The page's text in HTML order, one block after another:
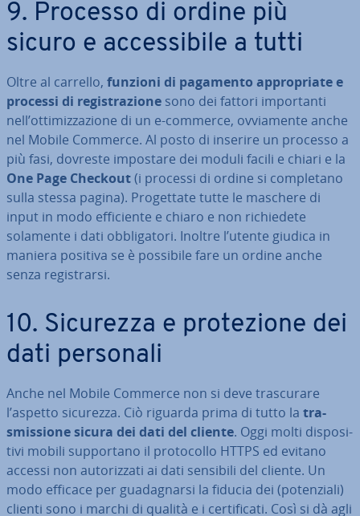
9. Processo di ordine più
sicuro e ac­ces­si­bi­le a tutti
Oltre al carrello, funzioni di pagamento ap­pro­pria­te e
processi di re­gi­stra­zio­ne sono dei fattori im­por­tan­ti
nell’ot­ti­miz­za­zio­ne di un e-commerce, ov­via­men­te anche
nel Mobile Commerce. Al posto di inserire un processo a
più fasi, dovreste impostare dei moduli facili e chiari e la
One Page Checkout(i processi di ordine si com­ple­ta­no
sulla stessa pagina). Pro­get­ta­te tutte le maschere di
input in modo ef­fi­cien­te e chiaro e non ri­chie­de­te
solamente i dati ob­bli­ga­to­ri. Inoltre l’utente giudica in
maniera positiva se è possibile fare un ordine anche
senza re­gi­strar­si.
10. Sicurezza e pro­te­zio­ne dei
dati personali
Anche nel Mobile Commerce non si deve tra­scu­ra­re
l’aspetto sicurezza. Ciò riguarda prima di tutto la tra­
smis­sio­ne sicura dei dati del cliente. Oggi molti di­spo­si­
ti­vi mobili sup­por­ta­no il pro­to­col­lo HTTPS ed evitano
accessi non au­to­riz­za­ti ai dati sensibili del cliente. Un
modo efficace per gua­da­gnar­si la fiducia dei (po­ten­zia­li)
clienti sono i marchi di qualità e i cer­ti­fi­ca­ti. Così si dà agli